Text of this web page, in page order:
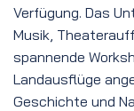
Verfügung. Das
Musik,
spannende
Landausflüge
Geschichte und